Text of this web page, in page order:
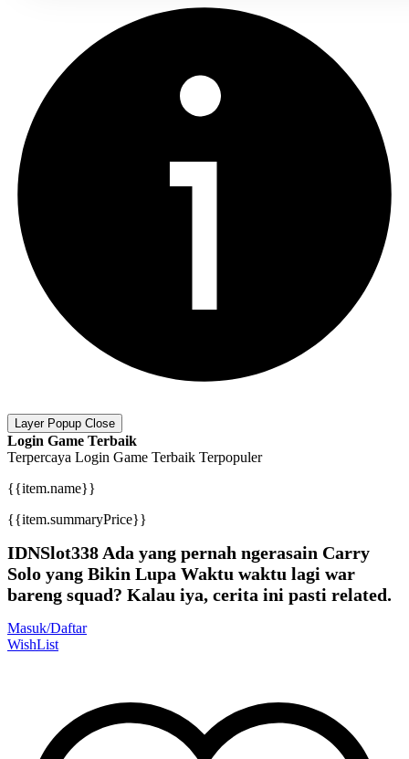
Layer Popup Close
Login Game Terbaik
Terpercaya Login Game Terbaik Terpopuler
{{item.name}}
{{item.summaryPrice}}
IDNSlot338 Ada yang pernah ngerasain Carry
Solo yang Bikin Lupa Waktu waktu lagi war
bareng squad? Kalau iya, cerita ini pasti related.
Masuk/Daftar
WishList